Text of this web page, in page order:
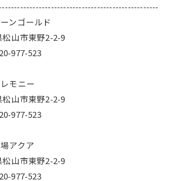
ンゴールド
松山市東野2-2-9
977-523
モニー
松山市東野2-2-9
977-523
アクア
松山市東野2-2-9
977-523